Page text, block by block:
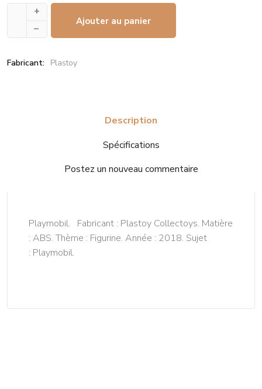
+
–
Ajouter au panier
Fabricant: Plastoy
Description
Spécifications
Postez un nouveau commentaire
Playmobil. Fabricant : Plastoy Collectoys. Matière
: ABS. Thème : Figurine. Année : 2018. Sujet
: Playmobil.